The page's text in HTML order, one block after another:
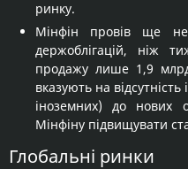
ринку.
Мінфін провів ще
держоблігацій, ніж
продажу лише 1,9 млрд
вказують на відсутність
іноземних) до нових
Мінфіну підвищувати
Глобальні ринки